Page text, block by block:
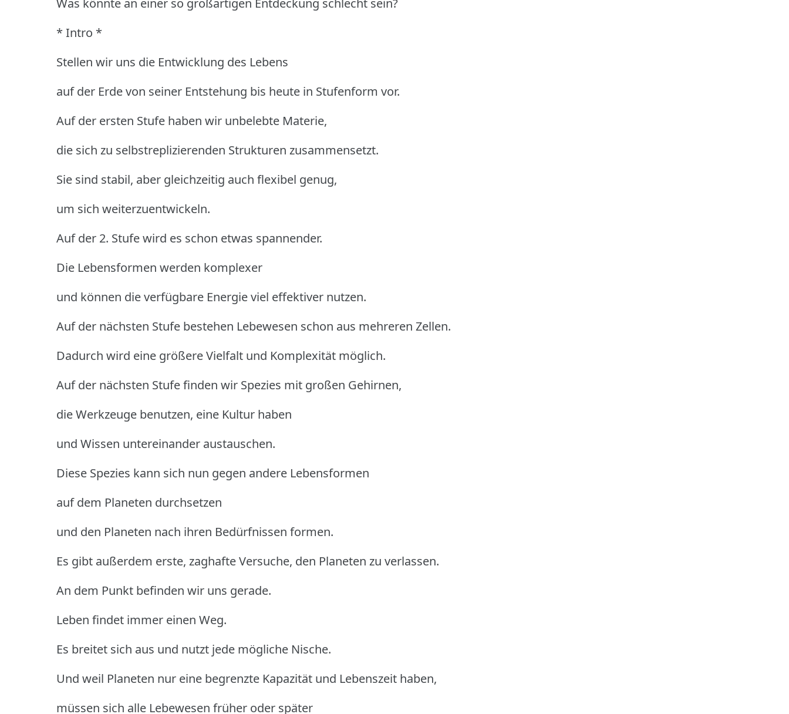
* Intro *
Stellen wir uns die Entwicklung des Lebens
auf der Erde von seiner Entstehung bis heute in Stufenform vor.
Auf der ersten Stufe haben wir unbelebte Materie,
die sich zu selbstreplizierenden Strukturen zusammensetzt.
Sie sind stabil, aber gleichzeitig auch flexibel genug,
um sich weiterzuentwickeln.
Auf der 2. Stufe wird es schon etwas spannender.
Die Lebensformen werden komplexer
und können die verfügbare Energie viel effektiver nutzen.
Auf der nächsten Stufe bestehen Lebewesen schon aus mehreren Zellen.
Dadurch wird eine größere Vielfalt und Komplexität möglich.
Auf der nächsten Stufe finden wir Spezies mit großen Gehirnen,
die Werkzeuge benutzen, eine Kultur haben
und Wissen untereinander austauschen.
Diese Spezies kann sich nun gegen andere Lebensformen
auf dem Planeten durchsetzen
und den Planeten nach ihren Bedürfnissen formen.
Es gibt außerdem erste, zaghafte Versuche, den Planeten zu verlassen.
An dem Punkt befinden wir uns gerade.
Leben findet immer einen Weg.
Es breitet sich aus und nutzt jede mögliche Nische.
Und weil Planeten nur eine begrenzte Kapazität und Lebenszeit haben,
müssen sich alle Lebewesen früher oder später